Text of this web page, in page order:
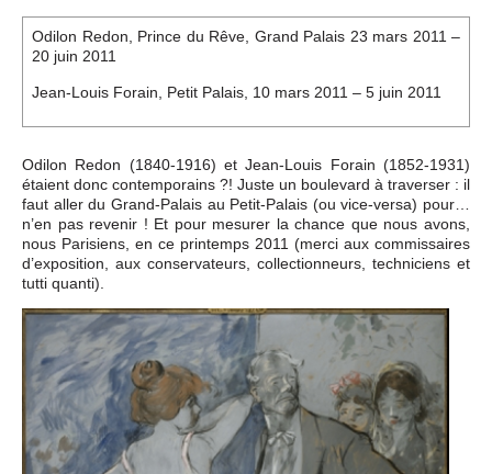
Dossiers
Événements
Sacré
Cousinages
Odilon Redon, Prince du Rêve, Grand Palais 23 mars 2011 –
20 juin 2011
Jean-Louis Forain, Petit Palais, 10 mars 2011 – 5 juin 2011
Odilon Redon (1840-1916) et Jean-Louis Forain (1852-1931)
étaient donc contemporains ?! Juste un boulevard à traverser : il
faut aller du Grand-Palais au Petit-Palais (ou vice-versa) pour…
n’en pas revenir ! Et pour mesurer la chance que nous avons,
nous Parisiens, en ce printemps 2011 (merci aux commissaires
d’exposition, aux conservateurs, collectionneurs, techniciens et
tutti quanti).